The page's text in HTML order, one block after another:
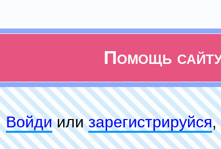
Помощь
Войдиилизарeгиcтpируйся,